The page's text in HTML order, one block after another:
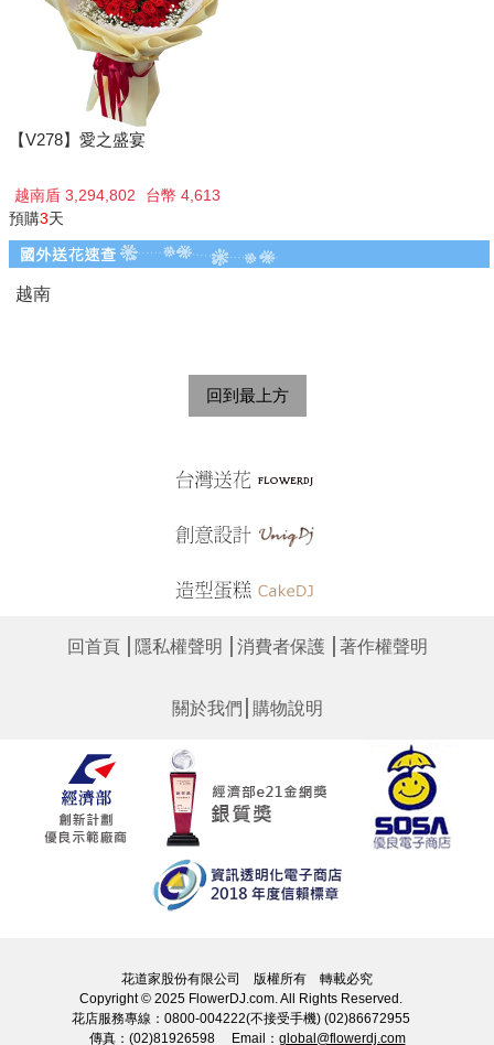
【V278】愛之盛宴
越南盾 3,294,802
台幣 4,613
預購3天
越南
回到最上方
回首頁│ 隱私權聲明 消費者保護│ 著作權聲明
關於我們 購物說明
花道家股份有限公司 版權所有 轉載必究
Copyright © 2025 FlowerDJ.com. All Rights Reserved.
花店服務專線：0800-004222(不接受手機) (02)86672955
傳真：(02)81926598 Email： global@flowerdj.com